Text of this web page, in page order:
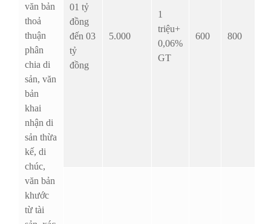
văn bản
thoả
thuận
phân
chia di
sản, văn
bản
khai
nhận di
sản thừa
kế, di
chúc,
văn bản
khước
từ tài
01 tỷ
đồng
đến 03
tỷ
đồng
5.000
1
triệu+
0,06%
GT
600 800